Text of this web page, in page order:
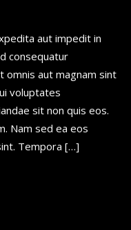
aut impedit in
consequatur
omnis aut magnam sint
voluptates
sit non quis eos.
Nam sed ea eos
Tempora […]